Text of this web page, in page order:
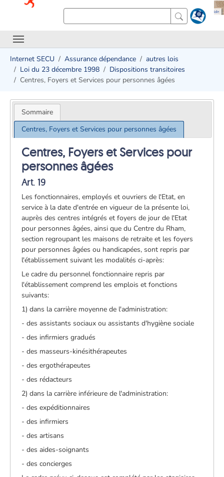
Internet SECU Assurance dépendance
autres lois
Loi du 23 décembre 1998
Dispositions transitoires
Centres, Foyers et Services pour personnes âgées
Sommaire
Centres, Foyers et Services pour personnes âgées
Centres, Foyers et Services pour
personnes âgées
Art. 19
Les fonctionnaires, employés et ouvriers de l'Etat, en
service à la date d'entrée en vigueur de la présente loi,
auprès des centres intégrés et foyers de jour de l'Etat
pour personnes âgées, ainsi que du Centre du Rham,
section regroupant les maisons de retraite et les foyers
pour personnes âgées ou handicapées, sont repris par
l'établissement suivant les modalités ci-après:
Le cadre du personnel fonctionnaire repris par
l'établissement comprend les emplois et fonctions
suivants:
1) dans la carrière moyenne de l'administration:
- des assistants sociaux ou assistants d'hygiène sociale
- des infirmiers gradués
- des masseurs-kinésithérapeutes
- des ergothérapeutes
- des rédacteurs
2) dans la carrière inférieure de l'administration:
- des expéditionnaires
- des infirmiers
- des artisans
- des aides-soignants
- des concierges